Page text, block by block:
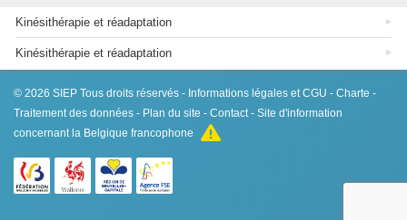
Kinésithérapie et réadaptation
Kinésithérapie et réadaptation
© 2026 SIEP Tous droits réservés - Informations légales et CGU - Charte -
Traitement des données - Plan du site - Contact - Site d'information
concernant la Belgique francophone